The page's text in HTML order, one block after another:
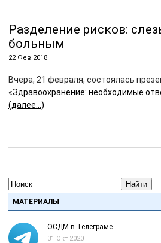
Разделение рисков:
больным
22 Фев 2018
Вчера, 21 февраля, состоялась
«Здравоохранение: необходимые
(далее…)
Найти
МАТЕРИАЛЫ
ОСДМ в Телеграме
31 Окт 2020